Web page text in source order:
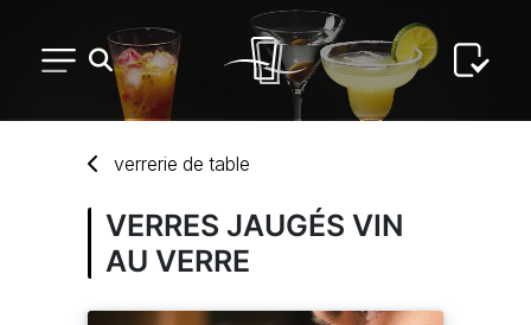
ARTS DE LA TABLE
USAGE UNIQUE
verrerie de table
VERRES JAUGÉS VIN
AU VERRE